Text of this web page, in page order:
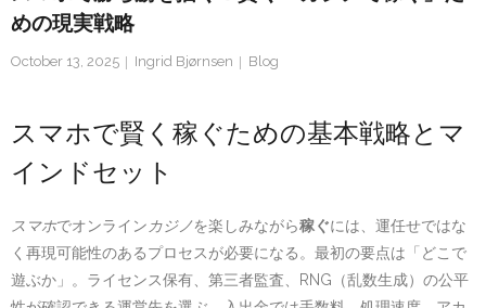
めの現実戦略
October 13, 2025 Ingrid Bjørnsen Blog
スマホで賢く稼ぐための基本戦略とマ
インドセット
スマホでオンライン カジノを楽しみながら稼ぐには、運任せではな
く再現可能性のあるプロセスが必要になる。最初の要点は「どこで
遊ぶか」。ライセンス保有、第三者監査、RNG（乱数生成）の公平